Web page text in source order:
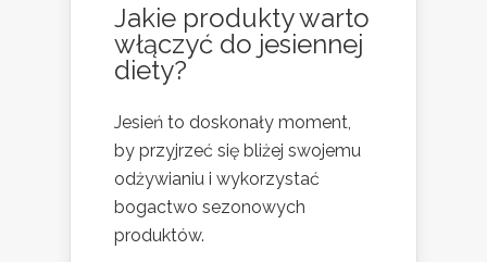
Jakie produkty warto
włączyć do jesiennej
diety?
Jesień to doskonały moment,
by przyjrzeć się bliżej swojemu
odżywianiu i wykorzystać
bogactwo sezonowych
produktów.